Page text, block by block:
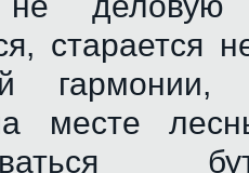
старается
гармонии,
месте